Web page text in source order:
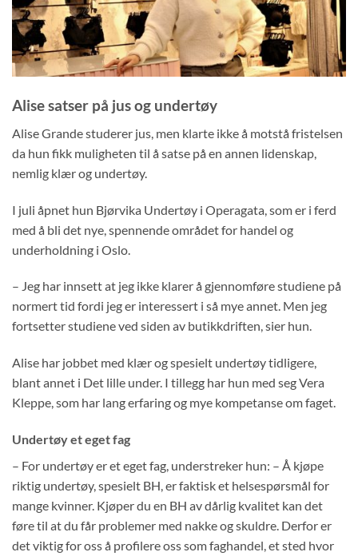
Alise satser på jus og undertøy
Alise Grande studerer jus, men klarte ikke å motstå fristelsen
da hun fikk muligheten til å satse på en annen lidenskap,
nemlig klær og undertøy.
I juli åpnet hun Bjørvika Undertøy i Operagata, som er i ferd
med å bli det nye, spennende området for handel og
underholdning i Oslo.
– Jeg har innsett at jeg ikke klarer å gjennomføre studiene på
normert tid fordi jeg er interessert i så mye annet. Men jeg
fortsetter studiene ved siden av butikkdriften, sier hun.
Alise har jobbet med klær og spesielt undertøy tidligere,
blant annet i Det lille under. I tillegg har hun med seg Vera
Kleppe, som har lang erfaring og mye kompetanse om faget.
Undertøy et eget fag
– For undertøy er et eget fag, understreker hun: – Å kjøpe
riktig undertøy, spesielt BH, er faktisk et helsespørsmål for
mange kvinner. Kjøper du en BH av dårlig kvalitet kan det
føre til at du får problemer med nakke og skuldre. Derfor er
det viktig for oss å profilere oss som faghandel, et sted hvor